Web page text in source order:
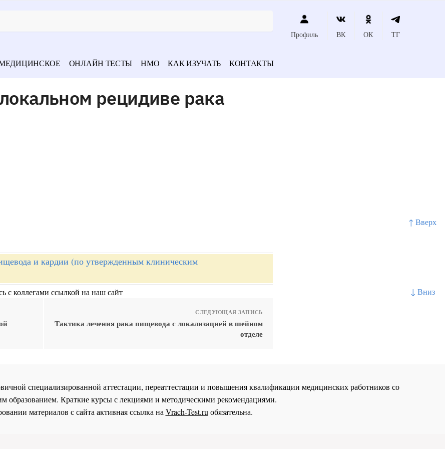
↑ Вверх
↓ Вниз
Профиль ВК ОК ТГ
ОНЛАЙН ТЕСТЫ НМО КАК ИЗУЧАТЬ КОНТАКТЫ
рецидиве рака
и кардии (по утвержденным клиническим
с коллегами ссылкой на наш сайт
СЛЕДУЮЩАЯ ЗАПИСЬ
Тактика лечения рака пищевода с локализацией в шейном
отделе
специализированной аттестации, переаттестации и повышения квалификации медицинских работников со
образованием. Краткие курсы с лекциями и методическими рекомендациями.
материалов с сайта активная ссылка наVrach-Test.ruобязательна.